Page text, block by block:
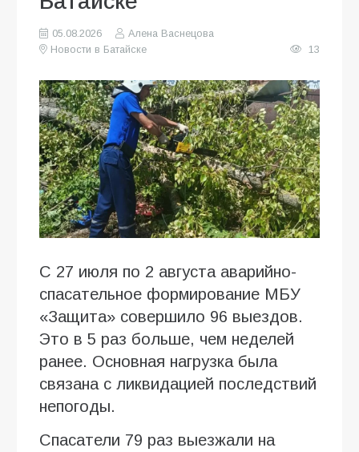
05.08.2026
Алена Васнецова
Новости в Батайске
13
С 27 июля по 2 августа аварийно-
спасательное формирование МБУ
«Защита» совершило 96 выездов.
Это в 5 раз больше, чем неделей
ранее. Основная нагрузка была
связана с ликвидацией последствий
непогоды.
Спасатели 79 раз выезжали на